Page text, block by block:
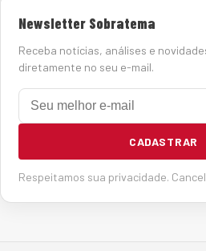
Newsletter Sobratema
Receba notícias, análises e
diretamente no seu e-mail.
E-mail
CADASTRAR
Respeitamos sua privacidade.